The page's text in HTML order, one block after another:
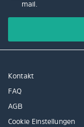
mail.
Kontakt
FAQ
AGB
Cookie Einstellungen